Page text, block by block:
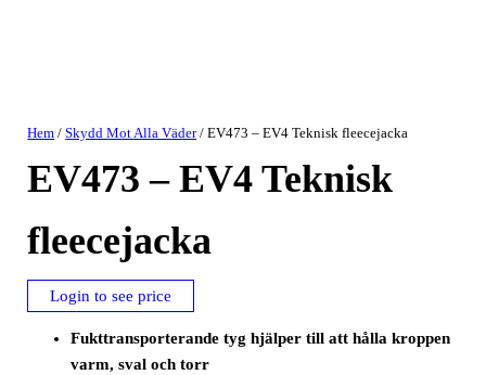
Hem /Skydd Mot Alla Väder/ EV473 – EV4 Teknisk fleecejacka
EV473 – EV4 Teknisk
fleecejacka
Login to see price
Fukttransporterande tyg hjälper till att hålla kroppen
varm, sval och torr